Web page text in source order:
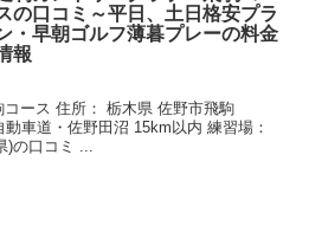
の口コミ～平日、土日格安プラ
・早朝ゴルフ薄暮プレーの料金
報
ース 住所： 栃木県 佐野市飛駒
車道・佐野田沼 15km以内 練習場：
)の口コミ ...